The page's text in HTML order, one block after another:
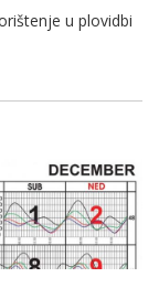
u plovidbi